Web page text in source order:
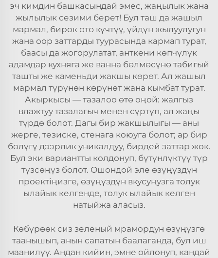
эч кимдин башкасындай эмес, жаңылык жана
жылылык сезими берет! Бул таш да жашыл
мармал, бирок өтө күчтүү, үйдүн жылуулугун
жана оор заттарды туурасында кармап турат,
баасы да жогорулатат, анткени көпчүлүк
адамдар кухняга же ванна бөлмөсүнө табигый
ташты же каменьди жакшы көрөт. Ал жашыл
мармал түрүнөн көрүнөт жана кымбат турат.
Акыркысы — тазалоо өтө оңой: жалгыз
влажтуу тазалагыч менен сүртүп, ал жаңы
түрдө болот. Дагы бир жакшылыгы — аны
жерге, тезиске, стенага коюуга болот; ар бир
бөлүгү дээрлик уникалдуу, бирдей заттар жок.
Бул эки вариантты колдонуп, бүтүнлүктүү түр
түзсөңүз болот. Ошондой эле өзүңүздүн
проектіңизге, өзүңүздүн вкусуңузга толук
ылайык келгенде, толук ылайык келген
натыйжа аласыз.
Көбүрөөк сиз зеленый мрамордун өзүңүзгө
таанышып, анын сапатын баалаганда, бул иш
маанилүү. Андан кийин, эмне ойлонуп, кандай